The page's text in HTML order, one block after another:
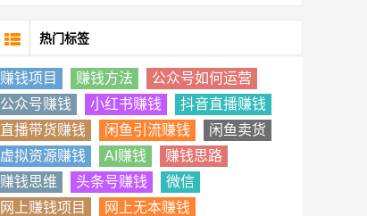
热门标签
赚钱项目 赚钱方法
公众号如何运营
公众号赚钱
小红书赚钱
抖音直播赚钱
直播带货赚钱
闲鱼引流赚钱
闲鱼卖货
虚拟资源赚钱
AI赚钱
赚钱思路
赚钱思维
头条号赚钱
微信
网上赚钱项目
网上无本赚钱